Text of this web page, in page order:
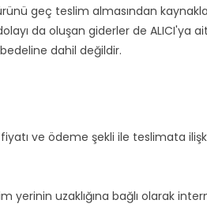
geç teslim almasından
da oluşan giderler de ALICI'ya
dahil değildir.
ve ödeme şekli ile teslimata
yerinin uzaklığına bağlı olarak